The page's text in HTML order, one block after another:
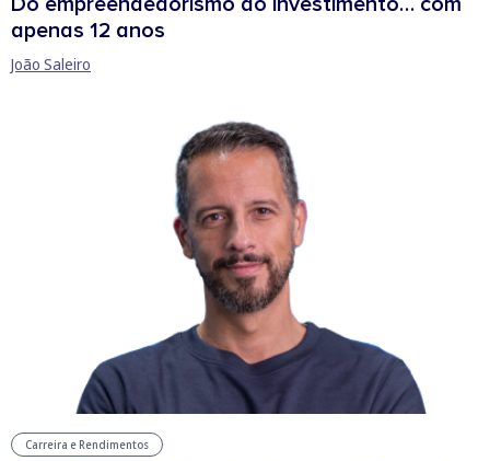
apenas 12 anos
João Saleiro
Carreira e Rendimentos